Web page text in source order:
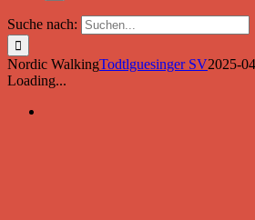
Suche nach:
Nordic WalkingTodtlguesinger SV2025-
Loading...